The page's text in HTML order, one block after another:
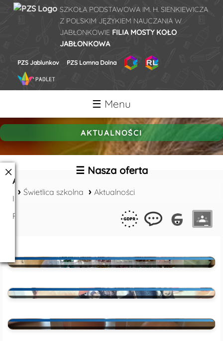
SZKOŁA PODSTAWOWA IM. H. SIENKIEWICZA
Z POLSKIM JĘZYKIEM NAUCZANIA W
JABŁONKOWIE FILIA MOSTY KOŁO
JABŁONKOWA
PZS Jablunkov PZS Lomna Dolna
☰ Menu
O szkole
Grono pedagogiczne
Organizacja roku szkolnego
Historia szkoły
Aktualności
Kontakty
Aktualności
Regulamin
AKTUALNOŚCI
☰ Nasza oferta
×Aktualności
Informacje
Regulamin
Świetlica szkolna Aktualności